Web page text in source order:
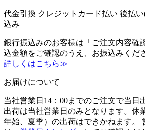
代金引換 クレジットカード払い 後払
込み
銀行振込みのお客様は「ご注文内容確
込金額をご確認のうえ、お振込みくだ
詳しくはこちら≫
お届けについて
当社営業日14：00までのご注文で当日
出荷は当社営業日のみとなります。休
年始、夏季）の出荷はできかねます。